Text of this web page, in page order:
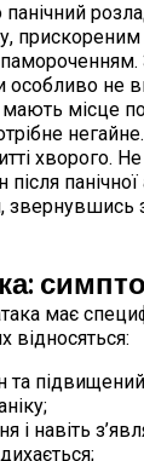
особливо не
місце
хворого.
після
має
відносяться:
та
і навіть